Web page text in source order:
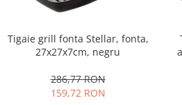
Dispesere detergent
Odorizant frigider
Prosoape bucatarie
Seturi cutite
Tigaie grill fonta Stellar, fonta,
27x27x7cm, negru
286,77 RON
159,72 RON